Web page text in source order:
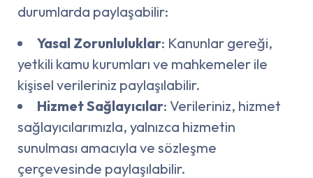
durumlarda paylaşabilir:
Yasal Zorunluluklar: Kanunlar gereği,
yetkili kamu kurumları ve mahkemeler ile
kişisel verileriniz paylaşılabilir.
Hizmet Sağlayıcılar: Verileriniz, hizmet
sağlayıcılarımızla, yalnızca hizmetin
sunulması amacıyla ve sözleşme
çerçevesinde paylaşılabilir.